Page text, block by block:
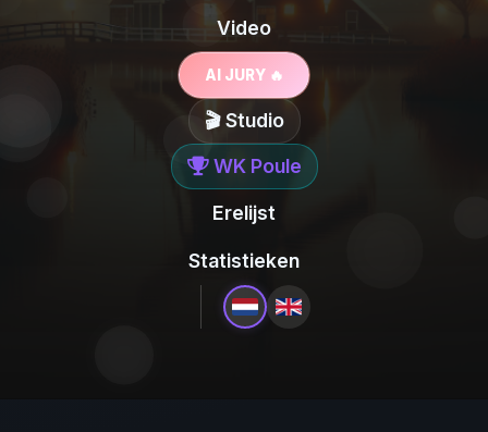
Video
AI JURY 🔥
🎬 Studio
WK Poule
Erelijst
Statistieken